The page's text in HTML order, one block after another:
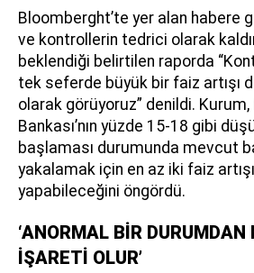
Bloomberght’te yer alan habere
ve kontrollerin tedrici olarak
beklendiği belirtilen raporda
tek seferde büyük bir faiz artışı
olarak görüyoruz” denildi.
Bankası’nın yüzde 15-18 gibi
başlaması durumunda mevcut
yakalamak için en az iki faiz
yapabileceğini öngördü.
‘ANORMAL BİR
İŞARETİ OLUR’